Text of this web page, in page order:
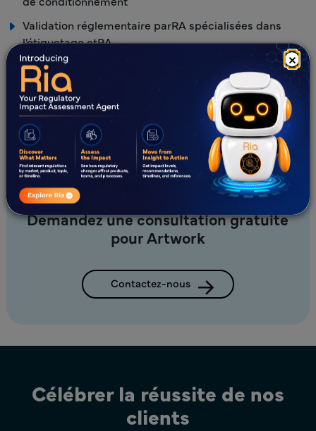
×
Validation réglementaire parRA spécialisées dans
l'étiquetage etRA
Vérification de l'intégrité de l'emballage, Braille et de
la précision des couleurs d'impression
Outils électroniques avancés de relecture et de
comparaison
Demandez une consultation gratuite
pour Artwork
Contactez-nous
Célébrer la réussite de nos
clients